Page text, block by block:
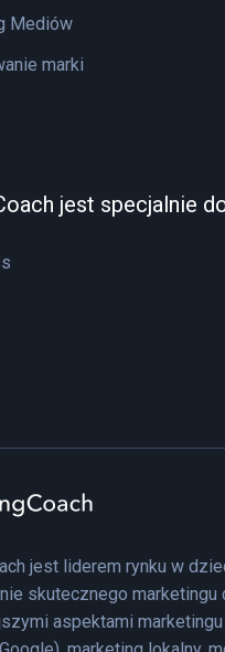
Mediów
marki
jest specjalnie
jest liderem rynku w
skutecznego
aspektami